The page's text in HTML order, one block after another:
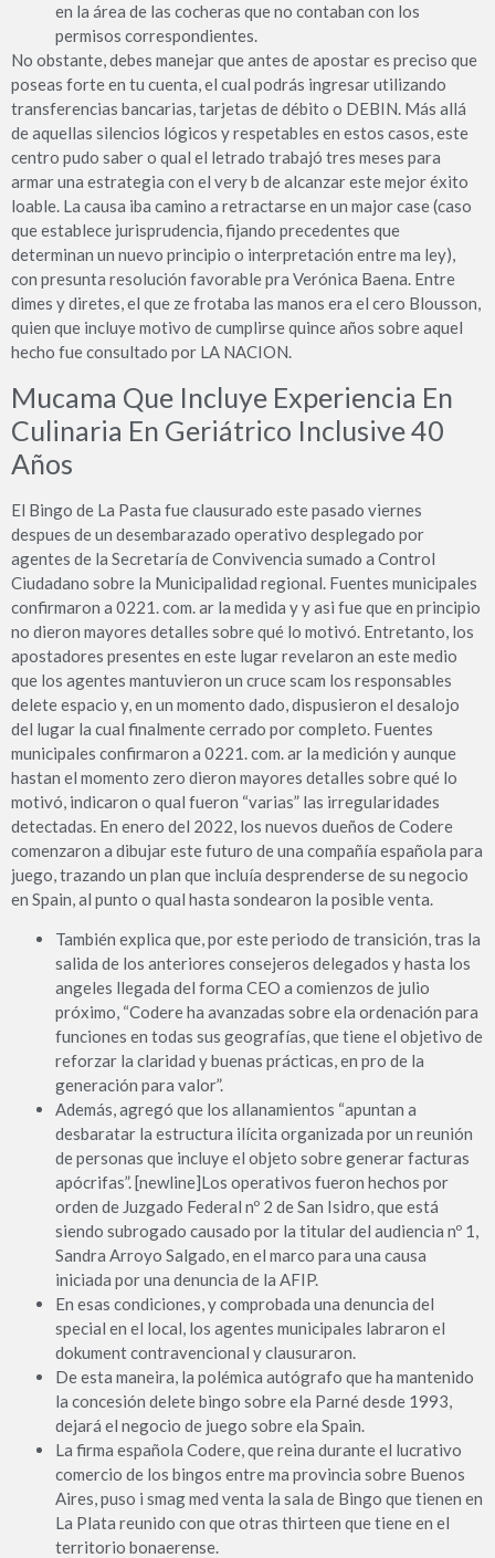
en la área de las cocheras que no contaban con los
permisos correspondientes.
No obstante, debes manejar que antes de apostar es preciso que
poseas forte en tu cuenta, el cual podrás ingresar utilizando
transferencias bancarias, tarjetas de débito o DEBIN. Más allá
de aquellas silencios lógicos y respetables en estos casos, este
centro pudo saber o qual el letrado trabajó tres meses para
armar una estrategia con el very b de alcanzar este mejor éxito
loable. La causa iba camino a retractarse en un major case (caso
que establece jurisprudencia, fijando precedentes que
determinan un nuevo principio o interpretación entre ma ley),
con presunta resolución favorable pra Verónica Baena. Entre
dimes y diretes, el que ze frotaba las manos era el cero Blousson,
quien que incluye motivo de cumplirse quince años sobre aquel
hecho fue consultado por LA NACION.
Mucama Que Incluye Experiencia En
Culinaria En Geriátrico Inclusive 40
Años
El Bingo de La Pasta fue clausurado este pasado viernes
despues de un desembarazado operativo desplegado por
agentes de la Secretaría de Convivencia sumado a Control
Ciudadano sobre la Municipalidad regional. Fuentes municipales
confirmaron a 0221. com. ar la medida y y asi fue que en principio
no dieron mayores detalles sobre qué lo motivó. Entretanto, los
apostadores presentes en este lugar revelaron an este medio
que los agentes mantuvieron un cruce scam los responsables
delete espacio y, en un momento dado, dispusieron el desalojo
del lugar la cual finalmente cerrado por completo. Fuentes
municipales confirmaron a 0221. com. ar la medición y aunque
hastan el momento zero dieron mayores detalles sobre qué lo
motivó, indicaron o qual fueron “varias” las irregularidades
detectadas. En enero del 2022, los nuevos dueños de Codere
comenzaron a dibujar este futuro de una compañía española para
juego, trazando un plan que incluía desprenderse de su negocio
en Spain, al punto o qual hasta sondearon la posible venta.
También explica que, por este periodo de transición, tras la
salida de los anteriores consejeros delegados y hasta los
angeles llegada del forma CEO a comienzos de julio
próximo, “Codere ha avanzadas sobre ela ordenación para
funciones en todas sus geografías, que tiene el objetivo de
reforzar la claridad y buenas prácticas, en pro de la
generación para valor”.
Además, agregó que los allanamientos “apuntan a
desbaratar la estructura ilícita organizada por un reunión
de personas que incluye el objeto sobre generar facturas
apócrifas”. [newline]Los operativos fueron hechos por
orden de Juzgado Federal nº 2 de San Isidro, que está
siendo subrogado causado por la titular del audiencia nº 1,
Sandra Arroyo Salgado, en el marco para una causa
iniciada por una denuncia de la AFIP.
En esas condiciones, y comprobada una denuncia del
special en el local, los agentes municipales labraron el
dokument contravencional y clausuraron.
De esta maneira, la polémica autógrafo que ha mantenido
la concesión delete bingo sobre ela Parné desde 1993,
dejará el negocio de juego sobre ela Spain.
La firma española Codere, que reina durante el lucrativo
comercio de los bingos entre ma provincia sobre Buenos
Aires, puso i smag med venta la sala de Bingo que tienen en
La Plata reunido con que otras thirteen que tiene en el
territorio bonaerense.